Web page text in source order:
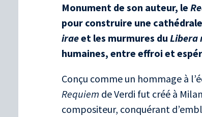
Monument de son auteur, le
pour construire une
iraeet les murmures du Libera
humaines, entre effroi et
Conçu comme un hommage à
Requiem de Verdi fut créé à
compositeur, conquérant